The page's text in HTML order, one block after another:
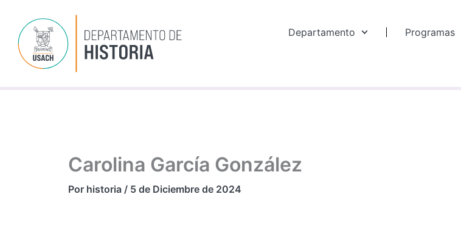
contenido
Departamento Programas
Carolina García González
Por historia / 5 de Diciembre de 2024